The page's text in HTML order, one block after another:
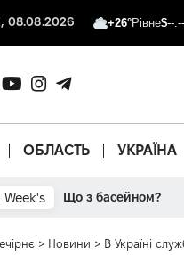
08.08.2026 +26°Рівне$--.--
ОБЛАСТЬ УКРАЇНА
Week's Від паркану до
> Новини > В Україні